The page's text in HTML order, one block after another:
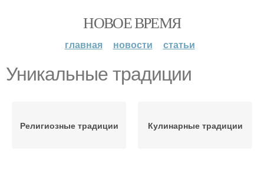
НОВОЕ ВРЕМЯ
главная новости статьи
Уникальные традиции
Религиозные традиции Кулинарные традиции